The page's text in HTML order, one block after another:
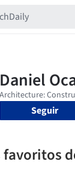
Seguir
favoritos